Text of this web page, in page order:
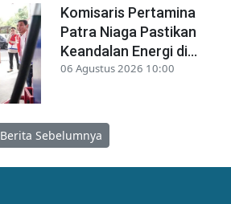
Komisaris Pertamina
Patra Niaga Pastikan
Keandalan Energi di...
06 Agustus 2026 10:00
Berita Sebelumnya